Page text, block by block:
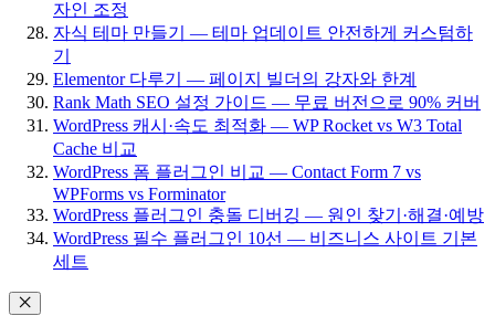
자인 조정
자식 테마 만들기 — 테마 업데이트 안전하게 커스텀하
기
Elementor 다루기 — 페이지 빌더의 강자와 한계
Rank Math SEO 설정 가이드 — 무료 버전으로 90% 커버
WordPress 캐시·속도 최적화 — WP Rocket vs W3 Total
Cache 비교
WordPress 폼 플러그인 비교 — Contact Form 7 vs
WPForms vs Forminator
WordPress 플러그인 충돌 디버깅 — 원인 찾기·해결·예방
WordPress 필수 플러그인 10선 — 비즈니스 사이트 기본
세트